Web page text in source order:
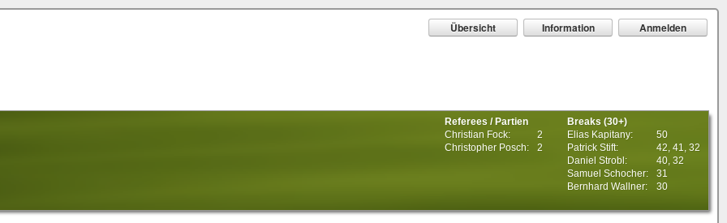
Übersicht Information Anmelden
Referees / Partien
Christian Fock:
2
Christopher Posch:
2
Breaks (30+)
Elias Kapitany:
50
Patrick Stift:
42, 41, 32
Daniel Strobl:
40, 32
Samuel Schocher:
31
Bernhard Wallner:
30